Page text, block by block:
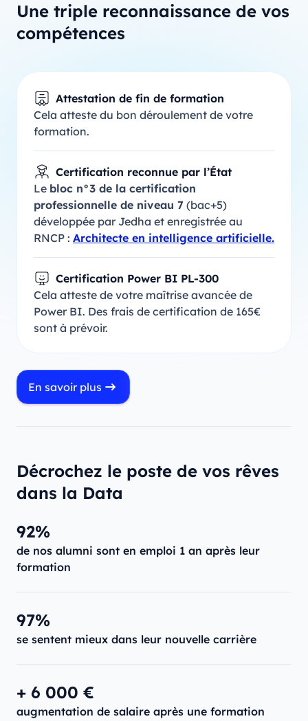
Une triple reconnaissance de vos
compétences
Attestation de fin de formation
Cela atteste du bon déroulement de votre
formation.
Certification reconnue par l’État
Le bloc n°3 de la certification
professionnelle de niveau 7 (bac+5)
développée par Jedha et enregistrée au
RNCP : Architecte en intelligence artificielle.
Certification Power BI PL-300
Cela atteste de votre maîtrise avancée de
Power BI. Des frais de certification de 165€
sont à prévoir.
En savoir plus
Décrochez le poste de vos rêves
dans la Data
92%
de nos alumni sont en emploi 1 an après leur
formation
97%
se sentent mieux dans leur nouvelle carrière
+ 6 000 €
augmentation de salaire après une formation